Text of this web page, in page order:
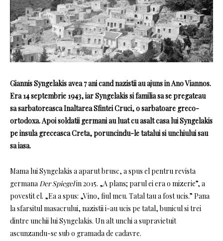
Giannis Syngelakis avea 7 ani cand nazistii au ajuns in Ano Viannos.
Era 14 septembrie 1943, iar Syngelakis si familia sa se pregateau
sa sarbatoreasca Inaltarea Sfintei Cruci, o sarbatoare greco-
ortodoxa. Apoi soldatii germani au luat cu asalt casa lui Syngelakis
pe insula greceasca Creta, poruncindu-le tatalui si unchiului sau
sa iasa.
Mama lui Syngelakis a aparut brusc, a spus el pentru revista
germanaDer Spiegelin 2015. „A plans; parul ei era o mizerie”, a
povestit el. „Ea a spus: „Vino, fiul meu. Tatal tau a fost ucis.” Pana
la sfarsitul masacrului, nazistii i-au ucis pe tatal, bunicul si trei
dintre unchii lui Syngelakis. Un alt unchi a supravietuit
ascunzandu-se sub o gramada de cadavre.